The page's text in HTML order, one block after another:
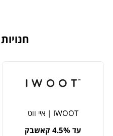
IWOOT | איי ווט
עד 4.5% קאשבק